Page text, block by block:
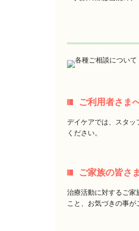
ご利用者さま
デイケアでは、スタッ
ください。
ご家族の皆さ
治療活動に対するご家
こと、お気づきの事